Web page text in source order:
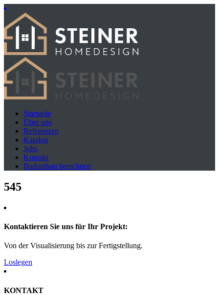
Startseite
Über uns
Referenzen
Katalog
Jobs
Kontakt
Badumbau berechnen
545
Kontaktieren Sie uns für Ihr Projekt:
Von der Visualisierung bis zur Fertigstellung.
Loslegen
KONTAKT